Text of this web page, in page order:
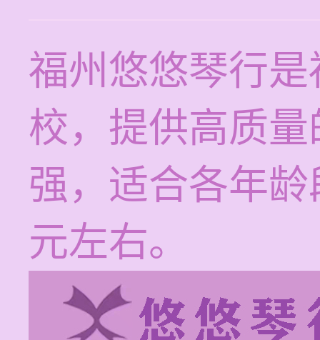
福州悠悠琴行
校，提供高质
强，适合各年
元左右。